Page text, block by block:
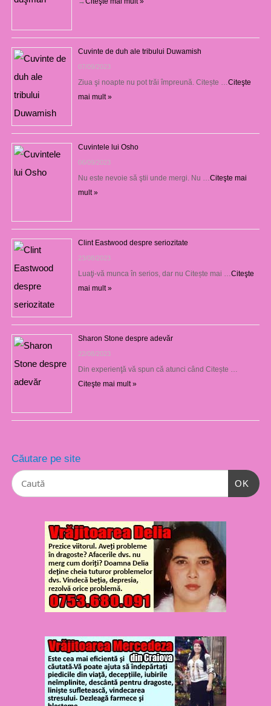
Cuvinte de duh ale tribului Duwamish
07/09/2023
Ziua şi noapte nu pot trăi împreună. Citește … Citeşte
mai mult »
Cuvintele lui Osho
06/09/2023
Nu este nevoie să ştii unde mergi. Nu … Citeşte mai
mult »
Clint Eastwood despre seriozitate
23/08/2023
Luaţi-vă munca în serios, dar nu Citește mai … Citeşte
mai mult »
Sharon Stone despre adevăr
22/08/2023
Din experienţă vă spun că atunci când Citește …
Citeşte mai mult »
Căutare pe site
OK